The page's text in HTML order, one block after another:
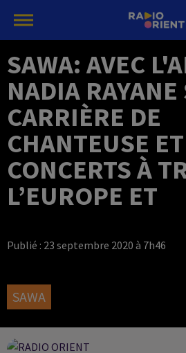
SAWA: AVEC
NADIA RAYANE
CARRIÈRE DE
CHANTEUSE
CONCERTS À
L’EUROPE ET
Publié : 23 septembre 2020 à 7h46
SAWA